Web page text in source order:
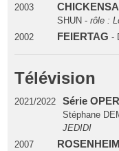
2003
SHUN - rôle :
2002
FEIERTAG -
Télévision
2021/2022 Série
Stéphane
JEDIDI
2007